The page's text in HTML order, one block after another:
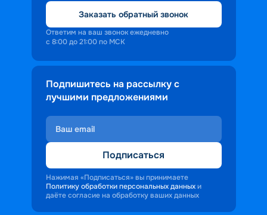
Заказать обратный звонок
Ответим на ваш звонок ежедневно
с 8:00 до 21:00 по МСК
Подпишитесь на рассылку с
лучшими предложениями
Подписаться
Нажимая «Подписаться» вы принимаете
Политику обработки персональных данных и
даёте согласие на обработку ваших данных